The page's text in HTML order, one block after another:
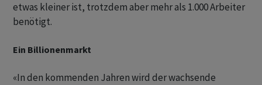
etwas kleiner ist, trotzdem aber mehr als 1.000 Arbeiter
benötigt.
Ein Billionenmarkt
«In den kommenden Jahren wird der wachsende